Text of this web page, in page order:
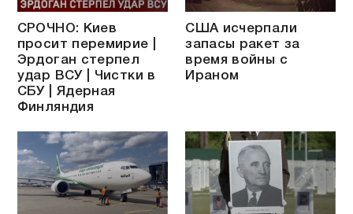
СРОЧНО: Киев
просит перемирие |
Эрдоган стерпел
удар ВСУ | Чистки в
СБУ | Ядерная
Финляндия
США исчерпали
запасы ракет за
время войны с
Ираном